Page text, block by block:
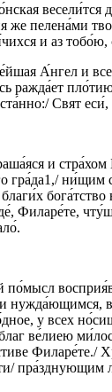
весели́тся
же пелена́ми
и аз тобо́ю,
А́нгел и
ражда́ет
Свят еси́,
и
гра́да1,/ ни́щим
Филаре́те,
нужда́ющимся,
у всех
ве́лиею
Филаре́те./